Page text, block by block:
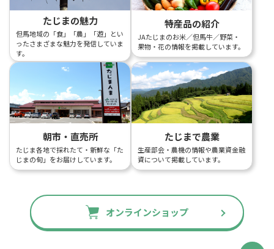
たじまの魅力
但馬地域の「食」「農」「遊」とい
ったさまざまな魅力を発信していま
す。
特産品の紹介
JAたじまのお米／但馬牛／野菜・
果物・花の情報を掲載しています。
朝市・直売所
たじま各地で採れたて・新鮮な「た
じまの旬」をお届けしています。
たじまで農業
生産部会・農機の情報や農業資金融
資について掲載しています。
オンラインショップ